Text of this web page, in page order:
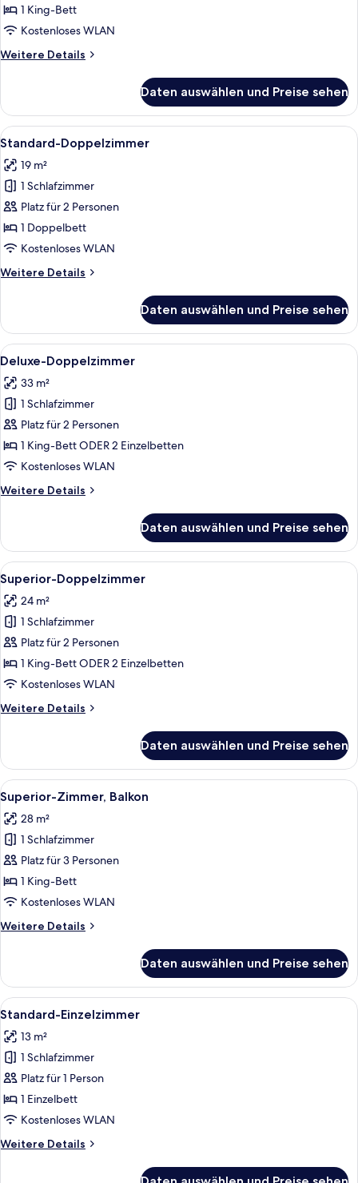
1 King-Bett
Kostenloses WLAN
Weitere Details
Weitere
Daten auswählen und Preise sehen
Alle
Fotos
für
Standard-
Doppelzimmer
anzeigen
Ein Hotelzimmer mit einem großen
5
Standard-Doppelzimmer
19 m²
1 Schlafzimmer
Platz für 2 Personen
1 Doppelbett
Kostenloses WLAN
Weitere Details
Weitere
Doppelzimmer
Daten auswählen und Preise sehen
Alle
Fotos
für
Deluxe-
Doppelzimmer
anzeigen
Ein Hotelzimmer mit einem
4
Deluxe-Doppelzimmer
33 m²
1 Schlafzimmer
Platz für 2 Personen
1 King-Bett ODER 2 Einzelbetten
Kostenloses WLAN
Weitere Details
Weitere
Doppelzimmer
Daten auswählen und Preise sehen
Alle
Fotos
für
Superior-
Doppelzimmer
anzeigen
Ein Hotelzimmer mit einem Bett,
5
Superior-Doppelzimmer
24 m²
1 Schlafzimmer
Platz für 2 Personen
1 King-Bett ODER 2 Einzelbetten
Kostenloses WLAN
Weitere Details
Weitere
Doppelzimmer
Daten auswählen und Preise sehen
Alle
Fotos
für
Superior-
Zimmer,
Balkon
anzeigen
Ein Hotelzimmer mit einem Bett,
5
Superior-Zimmer, Balkon
28 m²
1 Schlafzimmer
Platz für 3 Personen
1 King-Bett
Kostenloses WLAN
Weitere Details
Weitere
Zimmer,
Balkon
Daten auswählen und Preise sehen
Alle
Fotos
für
Standard-
Einzelzimmer
anzeigen
Ein Hotelzimmer mit einem Bett,
7
Standard-Einzelzimmer
13 m²
1 Schlafzimmer
Platz für 1 Person
1 Einzelbett
Kostenloses WLAN
Weitere Details
Weitere